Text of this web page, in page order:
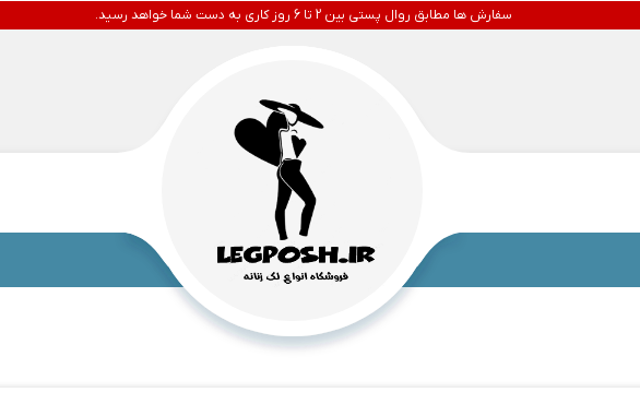
سفارش ها مطابق روال پستی بین 2 تا 6 روز کاری به دست شما خواهد رسید.